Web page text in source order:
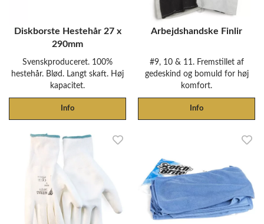
Diskborste Hestehår 27 x
290mm
Svenskproduceret. 100%
hestehår. Blød. Langt skaft. Høj
kapacitet.
Info
Arbejdshandske Finlir
#9, 10 & 11. Fremstillet af
gedeskind og bomuld for høj
komfort.
Info